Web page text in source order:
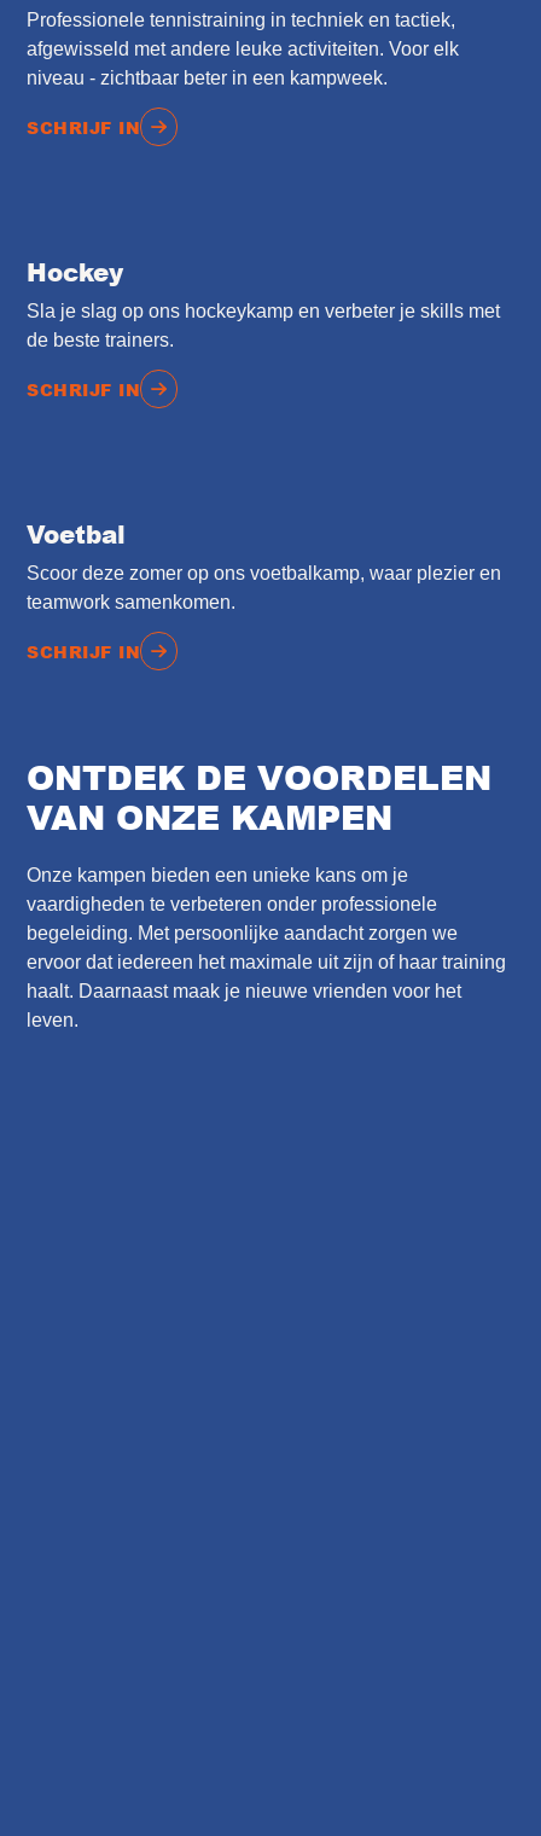
Professionele tennistraining in techniek en tactiek,
afgewisseld met andere leuke activiteiten. Voor elk
niveau - zichtbaar beter in een kampweek.
SCHRIJF IN
Hockey
Sla je slag op ons hockeykamp en verbeter je skills met
de beste trainers.
SCHRIJF IN
Voetbal
Scoor deze zomer op ons voetbalkamp, waar plezier en
teamwork samenkomen.
SCHRIJF IN
ONTDEK DE VOORDELEN
VAN ONZE KAMPEN
Onze kampen bieden een unieke kans om je
vaardigheden te verbeteren onder professionele
begeleiding. Met persoonlijke aandacht zorgen we
ervoor dat iedereen het maximale uit zijn of haar training
haalt. Daarnaast maak je nieuwe vrienden voor het
leven.